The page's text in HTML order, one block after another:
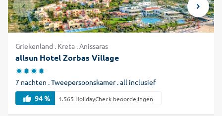
Griekenland . Kreta . Anissaras
allsun Hotel Zorbas Village
7 nachten . Tweepersoonskamer . all inclusief
94 %
1.565 HolidayCheck beoordelingen